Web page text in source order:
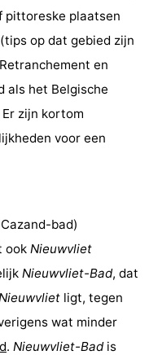
pittoreske plaatsen
op dat gebied zijn
en
als het Belgische
Er zijn kortom
voor een
bad)
ook Nieuwvliet
Nieuwvliet-Bad, dat
ligt, tegen
wat minder
. Nieuwvliet-Badis